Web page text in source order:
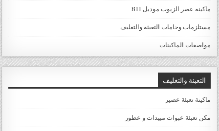
ماكينة عصر الزيوت موديل 811
مستلزمات وخامات التعبئة والتغليف
مواصفات الماكينات
التعبئة والتغليف
ماكينة تعبئة عصير
مكن تعبئة عبوات مبيدات و عطور